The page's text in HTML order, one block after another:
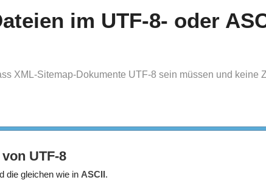
im UTF-8- oder
XML-Sitemap-Dokumente UTF-8 sein müssen und keine
UTF-8
die gleichen wie in ASCII .